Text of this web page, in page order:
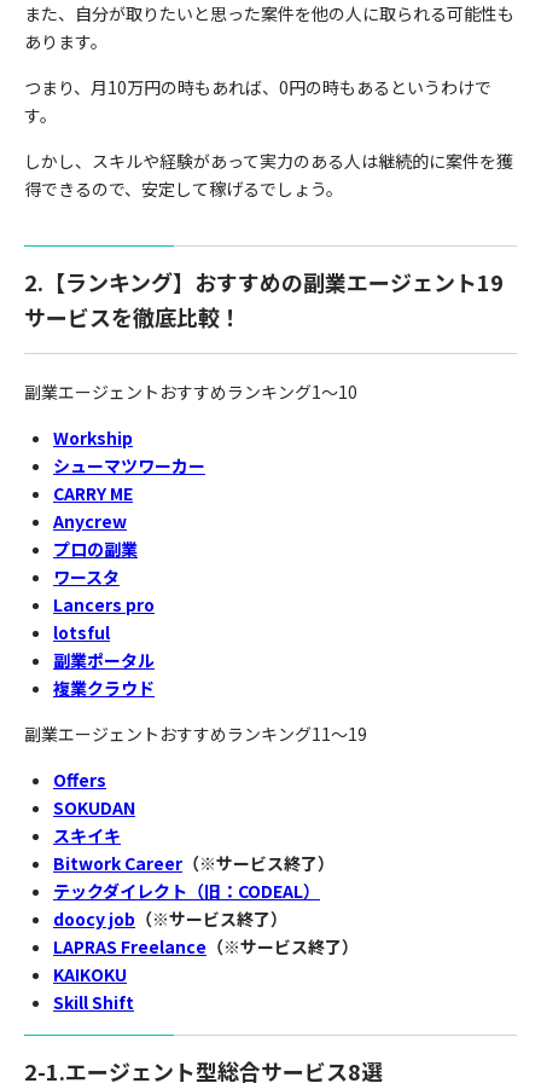
また、自分が取りたいと思った案件を他の人に取られる可能性も
あります。
つまり、月10万円の時もあれば、0円の時もあるというわけで
す。
しかし、スキルや経験があって実力のある人は継続的に案件を獲
得できるので、安定して稼げるでしょう。
2.【ランキング】おすすめの副業エージェント19
サービスを徹底比較！
副業エージェントおすすめランキング1〜10
Workship
シューマツワーカー
CARRY ME
Anycrew
プロの副業
ワースタ
Lancers pro
lotsful
副業ポータル
複業クラウド
副業エージェントおすすめランキング11〜19
Offers
SOKUDAN
スキイキ
Bitwork Career （※サービス終了）
テックダイレクト（旧：CODEAL）
doocy job （※サービス終了）
LAPRAS Freelance （※サービス終了）
KAIKOKU
Skill Shift
2-1.エージェント型総合サービス8選